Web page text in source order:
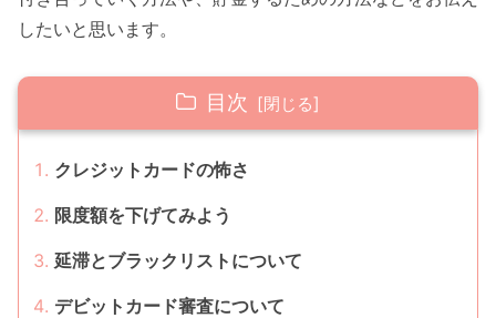
したいと思います。
目次
クレジットカードの怖さ
限度額を下げてみよう
延滞とブラックリストについて
デビットカード審査について